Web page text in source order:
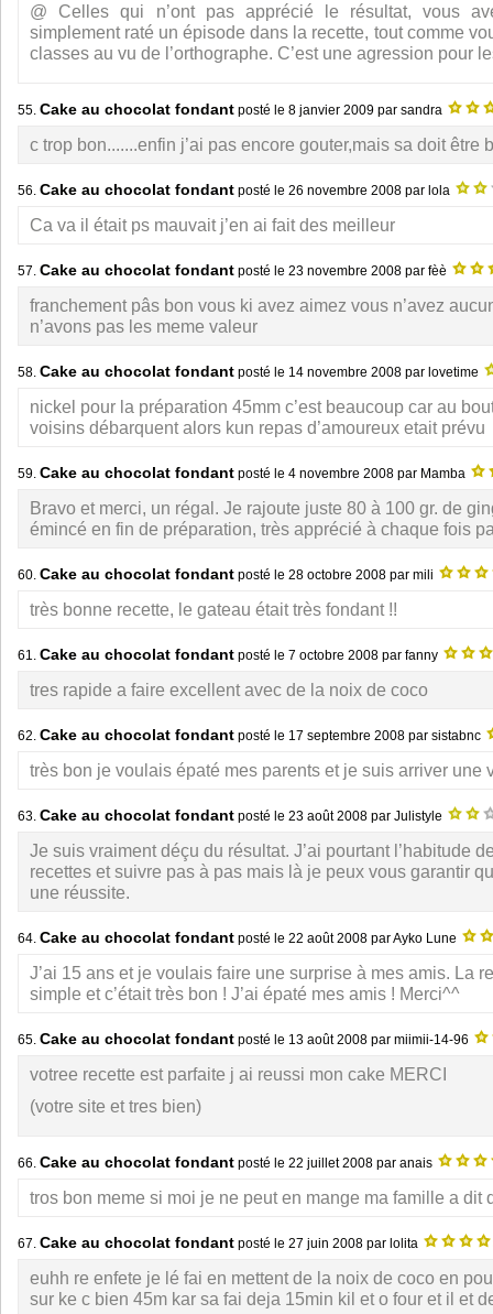
@ Celles qui n’ont pas apprécié le résultat, vous
simplement raté un épisode dans la recette, tout comme
classes au vu de l’orthographe. C’est une agression pour
55. Cake au chocolat fondant posté le 8 janvier 2009 par sandra
c trop bon.......enfin j’ai pas encore gouter,mais sa doit être
56. Cake au chocolat fondant posté le 26 novembre 2008 par lola
Ca va il était ps mauvait j’en ai fait des meilleur
57. Cake au chocolat fondant posté le 23 novembre 2008 par fèè
franchement pâs bon vous ki avez aimez vous n’avez
n’avons pas les meme valeur
58. Cake au chocolat fondant posté le 14 novembre 2008 par lovetime
nickel pour la préparation 45mm c’est beaucoup car au
voisins débarquent alors kun repas d’amoureux etait prévu
59. Cake au chocolat fondant posté le 4 novembre 2008 par Mamba
Bravo et merci, un régal. Je rajoute juste 80 à 100 gr. de
émincé en fin de préparation, très apprécié à chaque fois
60. Cake au chocolat fondant posté le 28 octobre 2008 par mili
très bonne recette, le gateau était très fondant !!
61. Cake au chocolat fondant posté le 7 octobre 2008 par fanny
tres rapide a faire excellent avec de la noix de coco
62. Cake au chocolat fondant posté le 17 septembre 2008 par sistabnc
très bon je voulais épaté mes parents et je suis arriver une
63. Cake au chocolat fondant posté le 23 août 2008 par Julistyle
Je suis vraiment déçu du résultat. J’ai pourtant l’habitude
recettes et suivre pas à pas mais là je peux vous garantir
une réussite.
64. Cake au chocolat fondant posté le 22 août 2008 par Ayko Lune
J’ai 15 ans et je voulais faire une surprise à mes amis. La
simple et c’était très bon ! J’ai épaté mes amis ! Merci^^
65. Cake au chocolat fondant posté le 13 août 2008 par miimii-14-96
votree recette est parfaite j ai reussi mon cake MERCI
(votre site et tres bien)
66. Cake au chocolat fondant posté le 22 juillet 2008 par anais
tros bon meme si moi je ne peut en mange ma famille a dit
67. Cake au chocolat fondant posté le 27 juin 2008 par lolita
euhh re enfete je lé fai en mettent de la noix de coco en
sur ke c bien 45m kar sa fai deja 15min kil et o four et il et